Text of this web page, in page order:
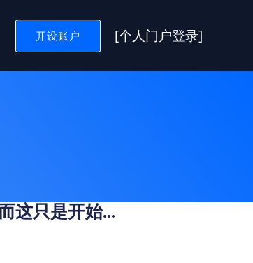
开设账户 [个人门户登录]
这只是开始…